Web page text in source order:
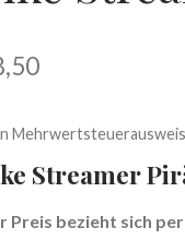
Streamer
Preis bezieht sich